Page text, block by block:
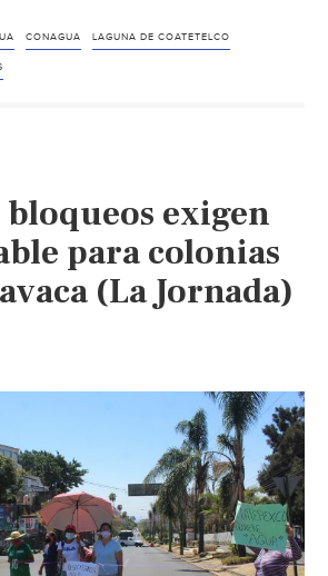
y
Coatetelco
(El
Sol
de
CONAGUA LAGUNA DE COATETELCO
exigen
para colonias
(La Jornada)